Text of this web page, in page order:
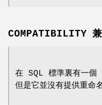
COMPATIBILITY
在 SQL 標準裏有一個
但是它並沒有提供重命